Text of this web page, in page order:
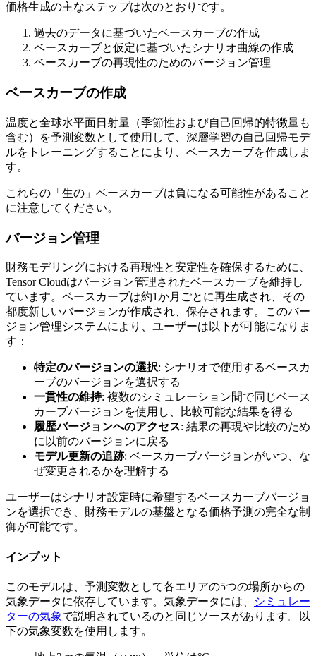
価格生成の主なステップは次のとおりです。
過去のデータに基づいたベースカーブの作成
ベースカーブと仮定に基づいたシナリオ曲線の作成
ベースカーブの再現性のためのバージョン管理
ベースカーブの作成
温度と全球水平面日射量（季節性および自己回帰的特徴量も
含む）を予測変数として使用して、深層学習の自己回帰モデ
ルをトレーニングすることにより、ベースカーブを作成しま
す。
これらの「生の」ベースカーブは負になる可能性があること
に注意してください。
バージョン管理
財務モデリングにおける再現性と安定性を確保するために、
Tensor Cloudはバージョン管理されたベースカーブを維持し
ています。ベースカーブは約1か月ごとに再生成され、その
都度新しいバージョンが作成され、保存されます。このバー
ジョン管理システムにより、ユーザーは以下が可能になりま
す：
特定のバージョンの選択: シナリオで使用するベースカ
ーブのバージョンを選択する
一貫性の維持: 複数のシミュレーション間で同じベース
カーブバージョンを使用し、比較可能な結果を得る
履歴バージョンへのアクセス: 結果の再現や比較のため
に以前のバージョンに戻る
モデル更新の追跡: ベースカーブバージョンがいつ、な
ぜ変更されるかを理解する
ユーザーはシナリオ設定時に希望するベースカーブバージョ
ンを選択でき、財務モデルの基盤となる価格予測の完全な制
御が可能です。
インプット
このモデルは、予測変数として各エリアの5つの場所からの
気象データに依存しています。気象データには、
シミュレー
ターの気象で説明されているのと同じソースがあります。以
下の気象変数を使用します。